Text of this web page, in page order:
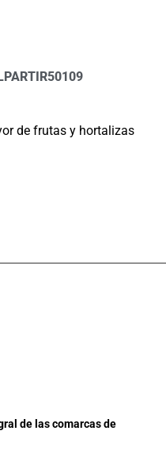
50109
de frutas y hortalizas
de las comarcas de